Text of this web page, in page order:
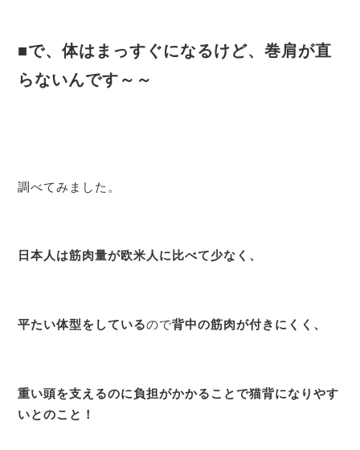
■で、体はまっすぐになるけど、巻肩が直
らないんです～～
調べてみました。
日本人は筋肉量が欧米人に比べて少なく、
平たい体型をしているので背中の筋肉が付きにくく、
重い頭を支えるのに負担がかかることで猫背になりやす
いとのこと！